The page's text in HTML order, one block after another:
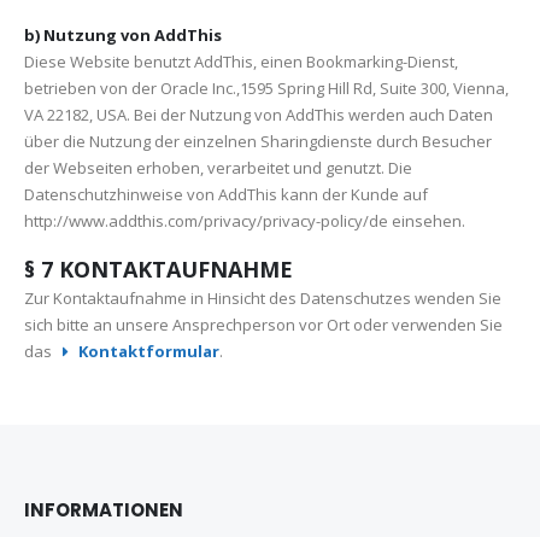
b) Nutzung von AddThis
Diese Website benutzt AddThis, einen Bookmarking-Dienst,
betrieben von der Oracle Inc.,1595 Spring Hill Rd, Suite 300, Vienna,
VA 22182, USA. Bei der Nutzung von AddThis werden auch Daten
über die Nutzung der einzelnen Sharingdienste durch Besucher
der Webseiten erhoben, verarbeitet und genutzt. Die
Datenschutzhinweise von AddThis kann der Kunde auf
http://www.addthis.com/privacy/privacy-policy/de einsehen.
§ 7 KONTAKTAUFNAHME
Zur Kontaktaufnahme in Hinsicht des Datenschutzes wenden Sie
sich bitte an unsere Ansprechperson vor Ort oder verwenden Sie
das
Kontaktformular.
INFORMATIONEN